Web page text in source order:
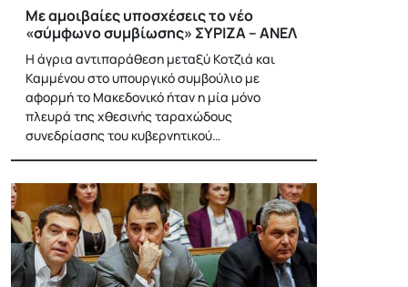
Με αμοιβαίες υποσχέσεις το νέο
«σύμφωνο συμβίωσης» ΣΥΡΙΖΑ – ΑΝΕΛ
Η άγρια αντιπαράθεση μεταξύ Κοτζιά και
Καμμένου στο υπουργικό συμβούλιο με
αφορμή το Μακεδονικό ήταν η μία μόνο
πλευρά της χθεσινής ταραχώδους
συνεδρίασης του κυβερνητικού…